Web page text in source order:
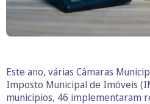
Este ano, várias Câmaras
Imposto Municipal de Imóveis
municípios, 46 implementaram